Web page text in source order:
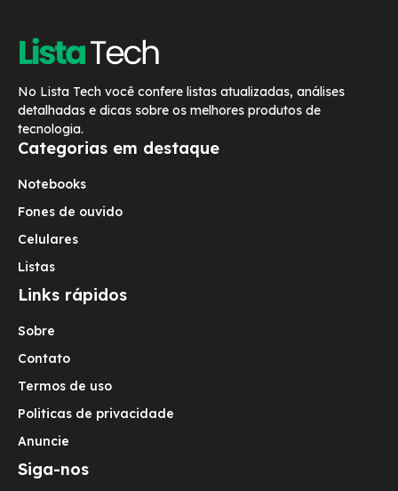
No Lista Tech você confere listas atualizadas, análises
detalhadas e dicas sobre os melhores produtos de
tecnologia.
Categorias em destaque
Notebooks
Fones de ouvido
Celulares
Listas
Links rápidos
Sobre
Contato
Termos de uso
Politicas de privacidade
Anuncie
Siga-nos